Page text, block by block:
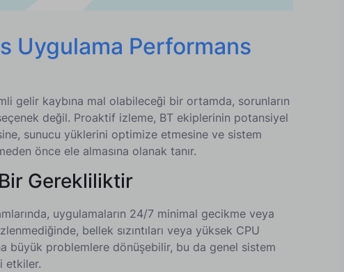
Uygulama Performans
gelir kaybına mal olabileceği bir ortamda, sorunların
değil. Proaktif izleme, BT ekiplerinin potansiyel
sunucu yüklerini optimize etmesine ve sistem
önce ele almasına olanak tanır.
Gerekliliktir
uygulamaların 24/7 minimal gecikme veya
bellek sızıntıları veya yüksek CPU
büyük problemlere dönüşebilir, bu da genel sistem
etkiler.